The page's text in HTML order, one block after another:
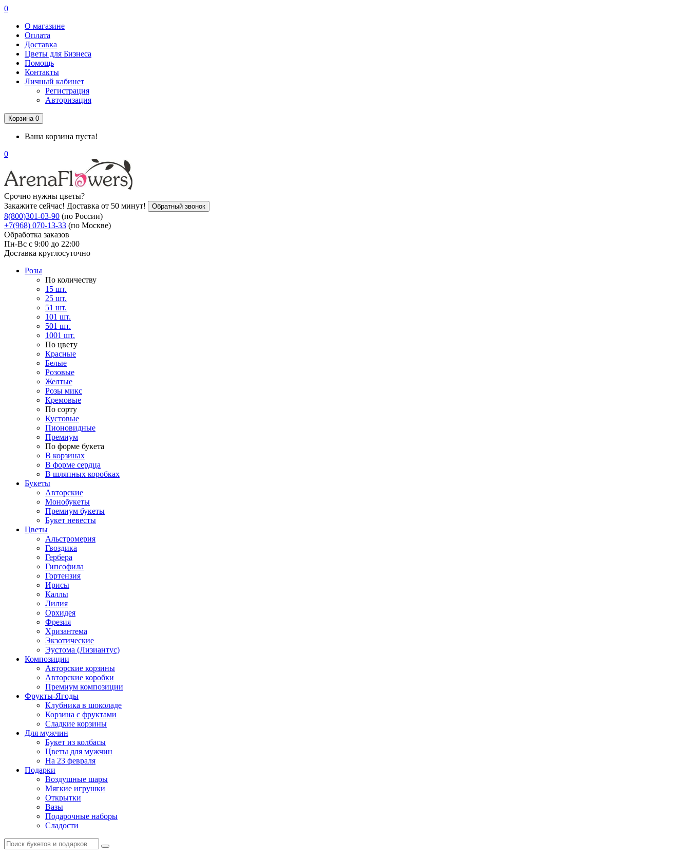
0
О магазине
Оплата
Доставка
Цветы для Бизнеса
Помощь
Контакты
Личный кабинет
Регистрация
Авторизация
Корзина 0
Ваша корзина пуста!
0
Срочно нужны цветы?
Закажите сейчас! Доставка от 50 минут!
Обратный звонок
8(800)301-03-90 (по России)
+7(968) 070-13-33 (по Москве)
Обработка заказов
Пн-Вс с 9:00 до 22:00
Доставка круглосуточно
Розы
По количеству
15 шт.
25 шт.
51 шт.
101 шт.
501 шт.
1001 шт.
По цвету
Красные
Белые
Розовые
Желтые
Розы микс
Кремовые
По сорту
Кустовые
Пионовидные
Премиум
По форме букета
В корзинах
В форме сердца
В шляпных коробках
Букеты
Авторские
Монобукеты
Премиум букеты
Букет невесты
Цветы
Альстромерия
Гвоздика
Гербера
Гипсофила
Гортензия
Ирисы
Каллы
Лилия
Орхидея
Фрезия
Хризантема
Экзотические
Эустома (Лизиантус)
Композиции
Авторские корзины
Авторские коробки
Премиум композиции
Фрукты-Ягоды
Клубника в шоколаде
Корзина с фруктами
Сладкие корзины
Для мужчин
Букет из колбасы
Цветы для мужчин
На 23 февраля
Подарки
Воздушные шары
Мягкие игрушки
Открытки
Вазы
Подарочные наборы
Сладости